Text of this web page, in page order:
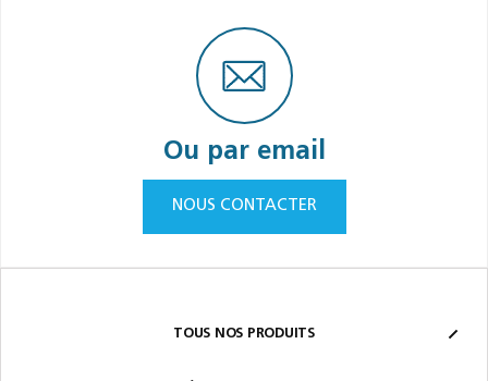
Ou par email
NOUS CONTACTER
TOUS NOS PRODUITS